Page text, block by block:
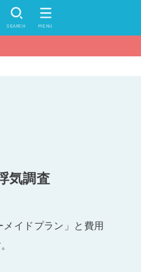
SEARCH MENU
気調査
イドプラン」と費用